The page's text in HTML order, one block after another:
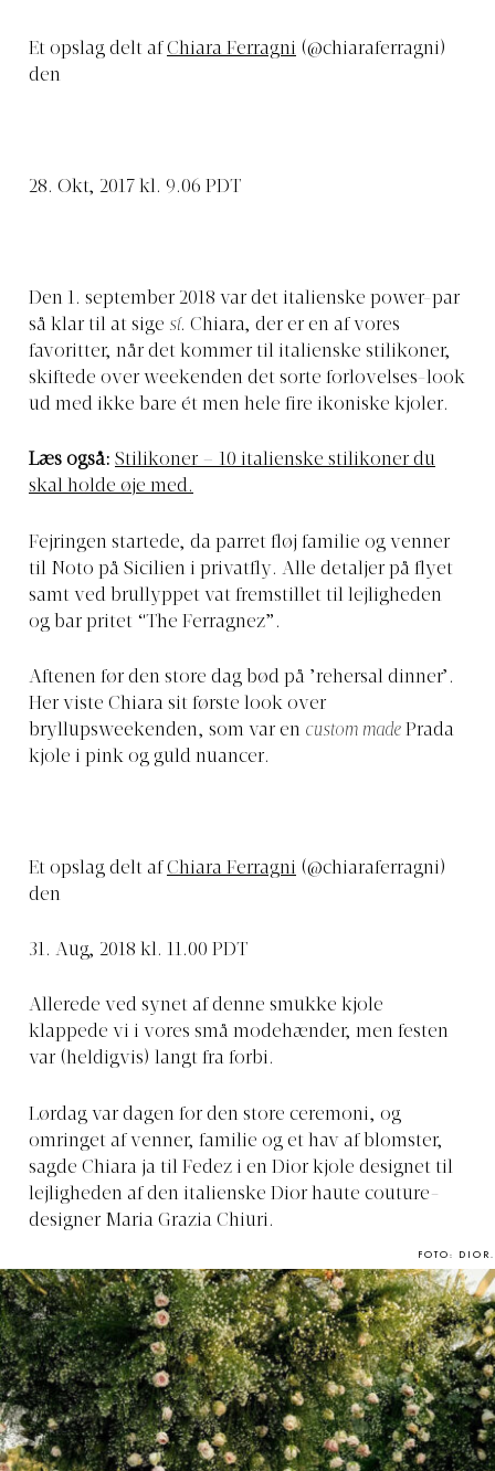
Et opslag delt af Chiara Ferragni (@chiaraferragni)
den
28. Okt, 2017 kl. 9.06 PDT
Den 1. september 2018 var det italienske power-par
så klar til at sige sí. Chiara, der er en af vores
favoritter, når det kommer til italienske stilikoner,
skiftede over weekenden det sorte forlovelses-look
ud med ikke bare ét men hele fire ikoniske kjoler.
Læs også: Stilikoner – 10 italienske stilikoner du
skal holde øje med.
Fejringen startede, da parret fløj familie og venner
til Noto på Sicilien i privatfly. Alle detaljer på flyet
samt ved brullyppet vat fremstillet til lejligheden
og bar pritet “The Ferragnez”.
Aftenen før den store dag bød på ’rehersal dinner’.
Her viste Chiara sit første look over
bryllupsweekenden, som var en custom made Prada
kjole i pink og guld nuancer.
Et opslag delt af Chiara Ferragni (@chiaraferragni)
den
31. Aug, 2018 kl. 11.00 PDT
Allerede ved synet af denne smukke kjole
klappede vi i vores små modehænder, men festen
var (heldigvis) langt fra forbi.
Lørdag var dagen for den store ceremoni, og
omringet af venner, familie og et hav af blomster,
sagde Chiara ja til Fedez i en Dior kjole designet til
lejligheden af den italienske Dior haute couture-
designer Maria Grazia Chiuri.
FOTO: DIOR.